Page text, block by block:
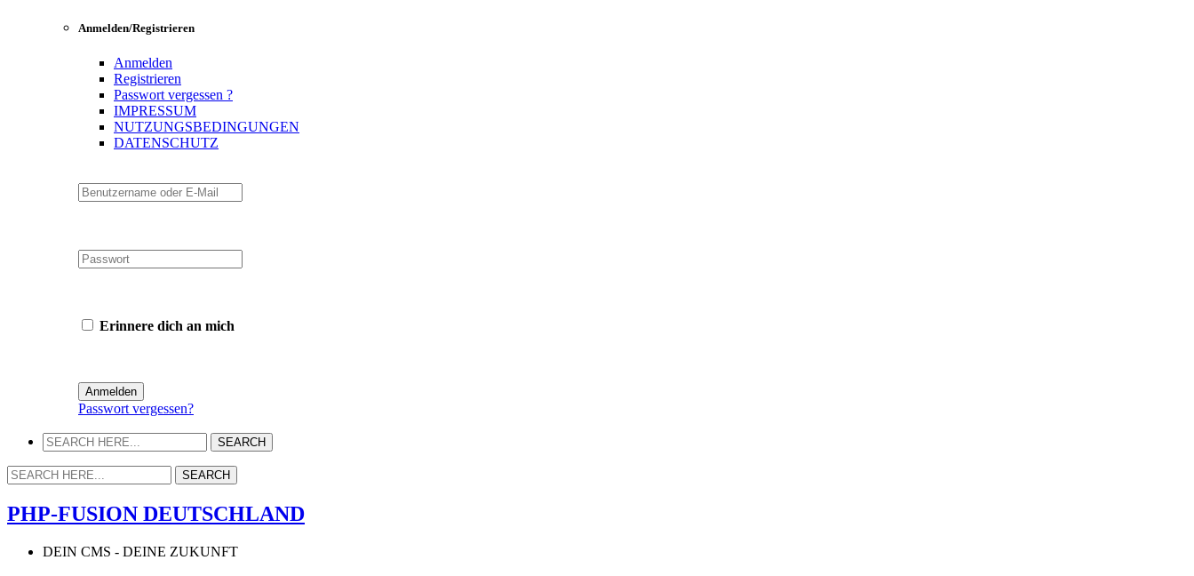
Anmelden/Registrieren
Anmelden
Registrieren
Passwort vergessen ?
IMPRESSUM
NUTZUNGSBEDINGUNGEN
DATENSCHUTZ
Erinnere dich an mich
Passwort vergessen?
PHP-FUSION DEUTSCHLAND
DEIN CMS - DEINE ZUKUNFT